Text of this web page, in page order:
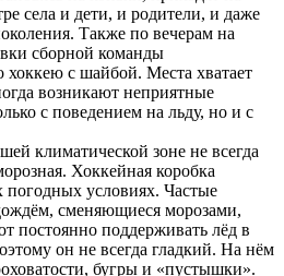
села и дети, и родители, и даже
Также по вечерам на
сборной команды
хоккею с шайбой. Места хватает
возникают неприятные
с поведением на льду, но и с
климатической зоне не всегда
Хоккейная коробка
погодных условиях. Частые
сменяющиеся морозами,
постоянно поддерживать лёд в
он не всегда гладкий. На нём
бугры и «пустышки».